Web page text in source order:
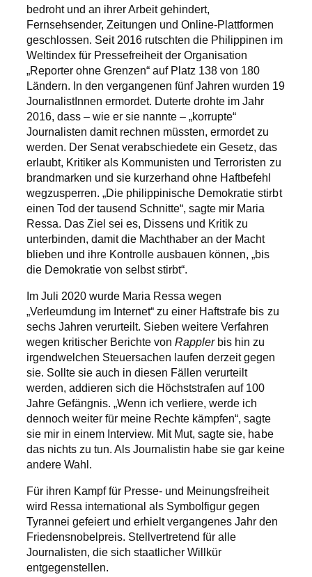
bedroht und an ihrer Arbeit gehindert,
Fernsehsender, Zeitungen und Online-Plattformen
geschlossen. Seit 2016 rutschten die Philippinen im
Weltindex für Pressefreiheit der Organisation
„Reporter ohne Grenzen“ auf Platz 138 von 180
Ländern. In den vergangenen fünf Jahren wurden 19
JournalistInnen ermordet. Duterte drohte im Jahr
2016, dass – wie er sie nannte – „korrupte“
Journalisten damit rechnen müssten, ermordet zu
werden. Der Senat verabschiedete ein Gesetz, das
erlaubt, Kritiker als Kommunisten und Terroristen zu
brandmarken und sie kurzerhand ohne Haftbefehl
wegzusperren. „Die philippinische Demokratie stirbt
einen Tod der tausend Schnitte“, sagte mir Maria
Ressa. Das Ziel sei es, Dissens und Kritik zu
unterbinden, damit die Machthaber an der Macht
blieben und ihre Kontrolle ausbauen können, „bis
die Demokratie von selbst stirbt“.
Im Juli 2020 wurde Maria Ressa wegen
„Verleumdung im Internet“ zu einer Haftstrafe bis zu
sechs Jahren verurteilt. Sieben weitere Verfahren
wegen kritischer Berichte vonRapplerbis hin zu
irgendwelchen Steuersachen laufen derzeit gegen
sie. Sollte sie auch in diesen Fällen verurteilt
werden, addieren sich die Höchststrafen auf 100
Jahre Gefängnis. „Wenn ich verliere, werde ich
dennoch weiter für meine Rechte kämpfen“, sagte
sie mir in einem Interview. Mit Mut, sagte sie, habe
das nichts zu tun. Als Journalistin habe sie gar keine
andere Wahl.
Für ihren Kampf für Presse- und Meinungsfreiheit
wird Ressa international als Symbolfigur gegen
Tyrannei gefeiert und erhielt vergangenes Jahr den
Friedensnobelpreis. Stellvertretend für alle
Journalisten, die sich staatlicher Willkür
entgegenstellen.